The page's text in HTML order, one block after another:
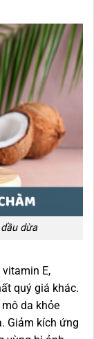
dừa
E,
quý giá khác.
da khỏe
Giảm kích ứng